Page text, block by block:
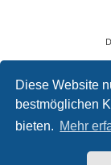
Diese Website
bestmöglichen
bieten. Mehr
SEO Workshops |
SEO